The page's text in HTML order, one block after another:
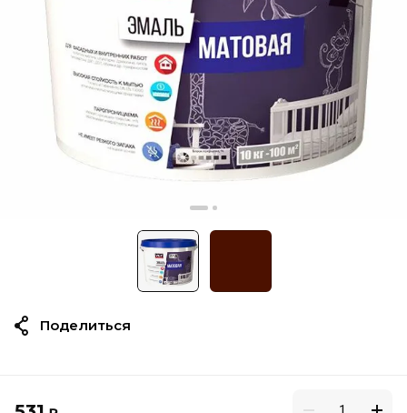
Поделиться